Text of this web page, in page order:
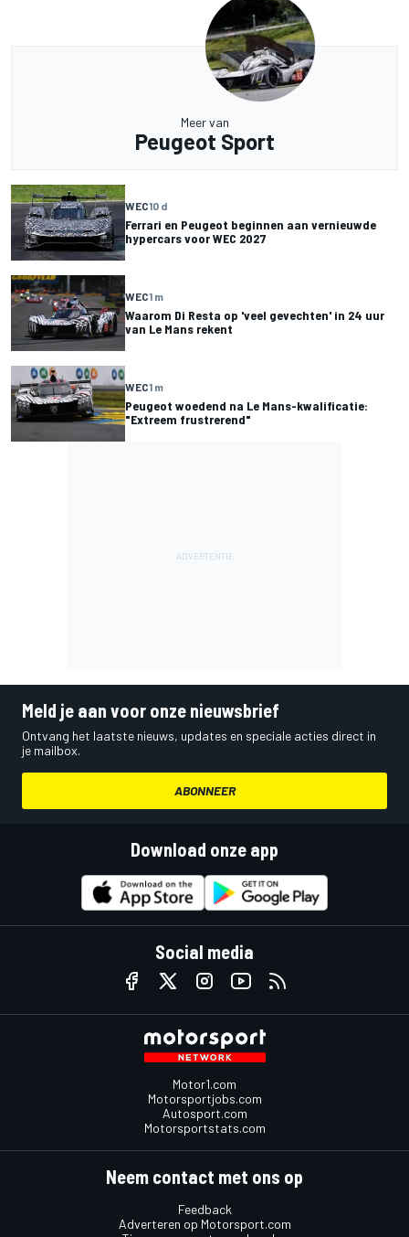
Meer van
Peugeot Sport
WEC10 d
Ferrari en Peugeot beginnen aan vernieuwde
hypercars voor WEC 2027
WEC1 m
Waarom Di Resta op 'veel gevechten' in 24 uur
van Le Mans rekent
WEC1 m
Peugeot woedend na Le Mans-kwalificatie:
"Extreem frustrerend"
Meld je aan voor onze nieuwsbrief
Ontvang het laatste nieuws, updates en speciale acties direct in
je mailbox.
ABONNEER
Download onze app
Social media
Motor1.com
Motorsportjobs.com
Autosport.com
Motorsportstats.com
Neem contact met ons op
Feedback
Adverteren op Motorsport.com